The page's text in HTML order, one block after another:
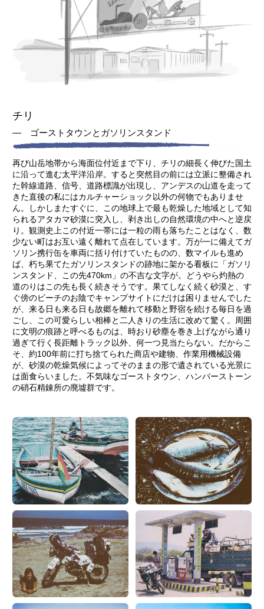
チリ
― ゴーストタウンとガソリンスタンド
再び山岳地帯から海面位付近まで下り、チリの細長く伸びた国土
に沿って進む太平洋沿岸。すると突然目の前には立派に整備され
た幹線道路、信号、道路標識が出現し、アンデスの山道を走って
きた直後の私にはカルチャーショック以外の何物でもありませ
ん。しかしまたすぐに、この地球上で最も乾燥した地域として知
られるアタカマ砂漠に突入し、剥き出しの自然環境の中へと逆戻
り。観測史上この付近一帯には一粒の雨も落ちたことはなく、数
少ない町はお互い遠く離れて点在しています。万が一に備えてガ
ソリン携行缶を車両に括り付けていたものの、数マイルも進め
ば、朽ち果てたガソリンスタンドの跡地に架かる看板に「ガソリ
ンスタンド、この先470km」の不吉な文字が。どうやら灼熱の
道のりはこの先も長く続きそうです。果てしなく続く砂漠と、す
ぐ傍のビーチのお陰でキャンプサイトにだけは困りませんでした
が、来る日も来る日も故郷を離れて移動と野宿を続ける毎日を過
ごし、この可愛らしい相棒と二人きりの生活に改めて驚く。周囲
に文明の痕跡と呼べるものは、時おり砂塵を巻き上げながら通り
過ぎて行く長距離トラック以外、何一つ見当たらない。だからこ
そ、約100年前に打ち捨てられた商店や建物、作業用機械設備
が、砂漠の乾燥気候によってそのままの形で遺されている光景に
は面食らいました。不気味なゴーストタウン、ハンバーストーン
の硝石精錬所の廃墟群です。